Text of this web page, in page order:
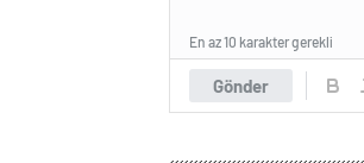
Gönder
En az 10 karakter gerekli